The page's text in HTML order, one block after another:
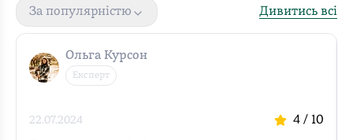
За популярністю Дивитись всі
Ольга Курсон
Експерт
22.07.2024 4 / 10